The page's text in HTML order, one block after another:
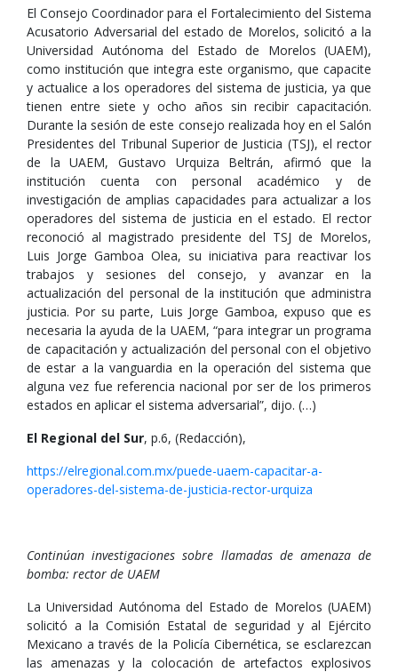
El Consejo Coordinador para el Fortalecimiento del Sistema
Acusatorio Adversarial del estado de Morelos, solicitó a la
Universidad Autónoma del Estado de Morelos (UAEM),
como institución que integra este organismo, que capacite
y actualice a los operadores del sistema de justicia, ya que
tienen entre siete y ocho años sin recibir capacitación.
Durante la sesión de este consejo realizada hoy en el Salón
Presidentes del Tribunal Superior de Justicia (TSJ), el rector
de la UAEM, Gustavo Urquiza Beltrán, afirmó que la
institución cuenta con personal académico y de
investigación de amplias capacidades para actualizar a los
operadores del sistema de justicia en el estado. El rector
reconoció al magistrado presidente del TSJ de Morelos,
Luis Jorge Gamboa Olea, su iniciativa para reactivar los
trabajos y sesiones del consejo, y avanzar en la
actualización del personal de la institución que administra
justicia. Por su parte, Luis Jorge Gamboa, expuso que es
necesaria la ayuda de la UAEM, “para integrar un programa
de capacitación y actualización del personal con el objetivo
de estar a la vanguardia en la operación del sistema que
alguna vez fue referencia nacional por ser de los primeros
estados en aplicar el sistema adversarial”, dijo. (…)
El Regional del Sur, p.6, (Redacción),
https://elregional.com.mx/puede-uaem-capacitar-a-
operadores-del-sistema-de-justicia-rector-urquiza
Continúan investigaciones sobre llamadas de amenaza de
bomba: rector de UAEM
La Universidad Autónoma del Estado de Morelos (UAEM)
solicitó a la Comisión Estatal de seguridad y al Ejército
Mexicano a través de la Policía Cibernética, se esclarezcan
las amenazas y la colocación de artefactos explosivos